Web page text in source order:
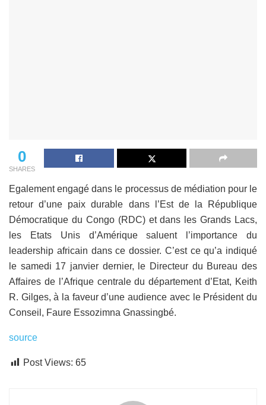
0
SHARES
Egalement engagé dans le processus de médiation pour le
retour d’une paix durable dans l’Est de la République
Démocratique du Congo (RDC) et dans les Grands Lacs,
les Etats Unis d’Amérique saluent l’importance du
leadership africain dans ce dossier. C’est ce qu’a indiqué
le samedi 17 janvier dernier, le Directeur du Bureau des
Affaires de l’Afrique centrale du département d’Etat, Keith
R. Gilges, à la faveur d’une audience avec le Président du
Conseil, Faure Essozimna Gnassingbé.
source
Post Views: 65